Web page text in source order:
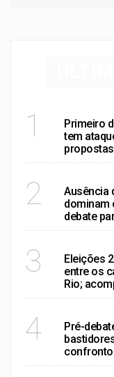
1
Primeiro
tem
2
Ausência
dominam
debate
3
Eleições
entre os
Rio;
4
Pré-
confronto